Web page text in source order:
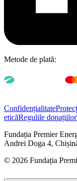
Metode de plată:
Confidențialitate
eticăRegulile donațiilor
Fundația Premier
Andrei Doga 4,
© 2026 Fundația